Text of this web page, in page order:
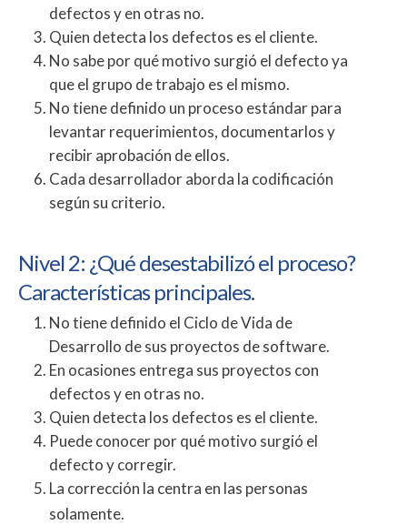
defectos y en otras no.
Quien detecta los defectos es el cliente.
No sabe por qué motivo surgió el defecto ya
que el grupo de trabajo es el mismo.
No tiene definido un proceso estándar para
levantar requerimientos, documentarlos y
recibir aprobación de ellos.
Cada desarrollador aborda la codificación
según su criterio.
Nivel 2: ¿Qué desestabilizó el proceso?
Características principales.
No tiene definido el Ciclo de Vida de
Desarrollo de sus proyectos de software.
En ocasiones entrega sus proyectos con
defectos y en otras no.
Quien detecta los defectos es el cliente.
Puede conocer por qué motivo surgió el
defecto y corregir.
La corrección la centra en las personas
solamente.